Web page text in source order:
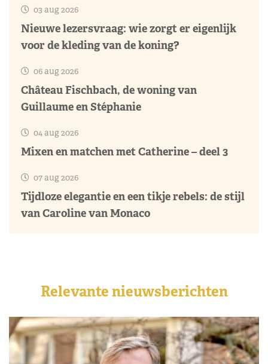
03 aug 2026
Nieuwe lezersvraag: wie zorgt er eigenlijk
voor de kleding van de koning?
06 aug 2026
Château Fischbach, de woning van
Guillaume en Stéphanie
04 aug 2026
Mixen en matchen met Catherine – deel 3
07 aug 2026
Tijdloze elegantie en een tikje rebels: de stijl
van Caroline van Monaco
Relevante nieuwsberichten